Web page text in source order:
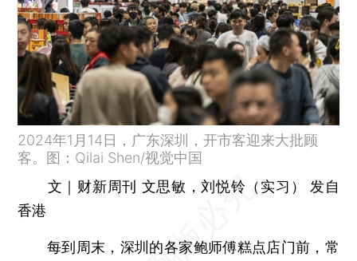
2024年1月14日，广东深圳，开市客迎来大批顾
客。图：Qilai Shen/视觉中国
文｜财新周刊 文思敏，刘悦铃（实习） 发自
香港
每到周末，深圳的各家鲍师傅糕点店门前，常